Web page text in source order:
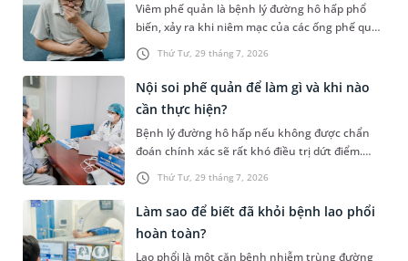
viết dưới đây sẽ giải đáp chi tiết toàn bộ thắc
mắc trên, giúp bạn chủ động phòng ngừa và
tầm soát bệnh hiệu quả.
Thứ Tư, 29 tháng 7, 2026
Viêm phế quản là bệnh lý đường hô hấp phổ
biến, xảy ra khi niêm mạc của các ống phế quản
bị sưng viêm và kích ứng. Bệnh gây ra những
cơn ho dai dẳng, đờm đặc và cảm giác tức ngực
khó chịu. Đối diện với căn bệnh này, hầu hết
người bệnh đều có chung một thắc mắc: "Viêm
phế quản có tự khỏi được không hay bắt buộc
phải dùng thuốc điều trị?". Bài viết dưới đây sẽ
cung cấp câu trả lời chi tiết giúp bạn chủ động
bảo vệ sức khỏe hệ hô hấp đúng cách.
Thứ Tư, 29 tháng 7, 2026
Nội soi phế quản để làm gì và khi nào
cần thực hiện?
Bệnh lý đường hô hấp nếu không được chẩn
đoán chính xác sẽ rất khó điều trị dứt điểm.
Trong các phương pháp chẩn đoán, nội soi phế
quản thường được bác sĩ ưu tiên chỉ định do ưu
điểm hỗ trợ quan sát bên trong đường thở rõ
ràng hơn. Nhưng thực tế, nội soi phế quản để
làm gì và quy trình thực hiện diễn ra như thế
Làm sao để biết đã khỏi bệnh lao phổi
hoàn toàn?
Lao phổi là một căn bệnh nhiễm trùng đường